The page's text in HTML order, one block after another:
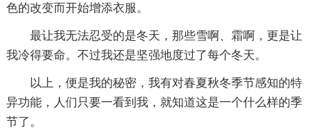
色的改变而开始增添衣服。
最让我无法忍受的是冬天，那些雪啊、霜啊，更是让
我冷得要命。不过我还是坚强地度过了每个冬天。
以上，便是我的秘密，我有对春夏秋冬季节感知的特
异功能，人们只要一看到我，就知道这是一个什么样的季
节了。